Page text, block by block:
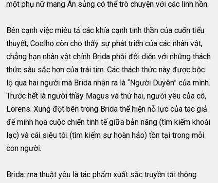
một phụ nữ mang Ân sủng có thể trò chuyện với các linh hồn.
Bên cạnh việc miêu tả các khía cạnh tinh thần của cuốn tiểu
thuyết, Coelho còn cho thấy sự phát triển của các nhân vật,
chẳng hạn nhân vật chính Brida phải đối diện với những thách
thức sâu sắc hơn của trái tim. Các thách thức này được bộc
lộ qua hai người mà Brida nhận ra là “Người Duyên” của mình.
Trước hết là người thầy Magus và thứ hai, người yêu của cô,
Lorens. Xung đột bên trong Brida thể hiện nỗ lực của tác giả
để minh họa cuộc chiến tinh tế giữa bản năng (tìm kiếm khoái
lạc) và cái siêu tôi (tìm kiếm sự hoàn hảo) tồn tại trong mỗi
con người.
Brida: ma thuật yêu là tác phẩm xuất sắc truyền tải thông